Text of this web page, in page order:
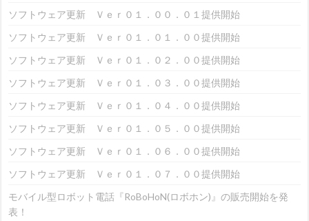
ソフトウェア更新 Ｖｅｒ０１．００．０１提供開始
ソフトウェア更新 Ｖｅｒ０１．０１．００提供開始
ソフトウェア更新 Ｖｅｒ０１．０２．００提供開始
ソフトウェア更新 Ｖｅｒ０１．０３．００提供開始
ソフトウェア更新 Ｖｅｒ０１．０４．００提供開始
ソフトウェア更新 Ｖｅｒ０１．０５．００提供開始
ソフトウェア更新 Ｖｅｒ０１．０６．００提供開始
ソフトウェア更新 Ｖｅｒ０１．０７．００提供開始
モバイル型ロボット電話『RoBoHoN(ロボホン)』の販売開始を発
表！